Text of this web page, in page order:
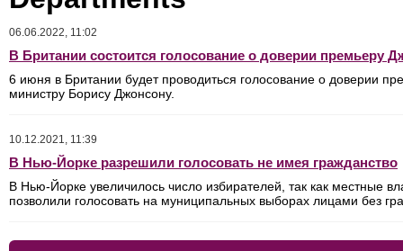
06.06.2022, 11:02
В Британии состоится голосование о доверии премьеру
6 июня в Британии будет проводиться голосование о доверии
министру Борису Джонсону.
10.12.2021, 11:39
В Нью-Йорке разрешили голосовать не имея гражданство
В Нью-Йорке увеличилось число избирателей, так как местные
позволили голосовать на муниципальных выборах лицами без